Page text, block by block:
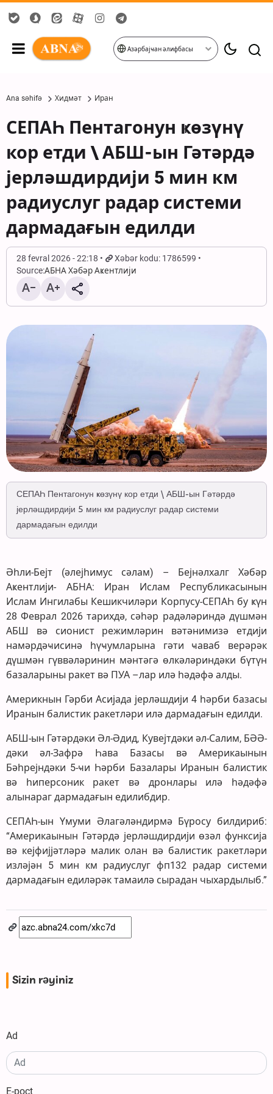
Азәрбајҹан әлифбасы
Ana səhifə Хидмәт Иран
СЕПАҺ Пентагонун ҝөзүнү
кор етди \ АБШ-ын Гәтәрдә
јерләшдирдији 5 мин км
радиуслуг радар системи
дармадағын едилди
28 fevral 2026 - 22:18
Xəbər kodu: 1786599
Source:АБНА Хәбәр Аҝентлији
СЕПАҺ Пентагонун ҝөзүнү кор етди \ АБШ-ын Гәтәрдә
јерләшдирдији 5 мин км радиуслуг радар системи
дармадағын едилди
Әһли-Бејт (әлејһимус сәлам) – Бејнәлхалг Хәбәр
Аҝентлији- АБНА: Иран Ислам Республикасынын
Ислам Ингилабы Кешикчиләри Корпусу-СЕПАҺ бу ҝүн
28 Феврал 2026 тарихдә, сәһәр радәләриндә дүшмән
АБШ вә сионист режимләрин вәтәнимизә етдији
намәрдәҹисинә һүҹумларына гәти ҹаваб верәрәк
дүшмән гүввәләринин мәнтәгә өлкәләриндәки бүтүн
базаларыны ракет вә ПУА –лар илә һәдәфә алды.
Америкнын Гәрби Асијада јерләшдији 4 һәрби базасы
Иранын балистик ракетләри илә дармадағын едилди.
АБШ-ын Гәтәрдәки Әл-Әдид, Кувејтдәки әл-Салим, БӘӘ-
дәки әл-Зафрә Һава Базасы вә Америкаынын
Бәһрејндәки 5-ҹи Һәрби Базалары Иранын балистик
вә һиперсоник ракет вә дронлары илә һәдәфә
алынараг дармадағын едилибдир.
СЕПАҺ-ын Үмуми Әлагәләндирмә Бүросу билдириб:
“Америкаынын Гәтәрдә јерләшдирдији өзәл функсија
вә кејфијјәтләрә малик олан вә балистик ракетләри
изләјән 5 мин км радиуслуг фп132 радар системи
дармадағын едиләрәк тамаилә сырадан чыхардылыб.”
Sizin rəyiniz
Ad
E-poçt